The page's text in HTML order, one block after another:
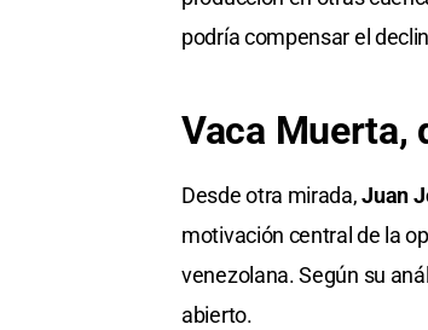
podría compensar el
Vaca Muerta,
Desde otra mirada,Juan
motivación central de la
venezolana. Según su
abierto.